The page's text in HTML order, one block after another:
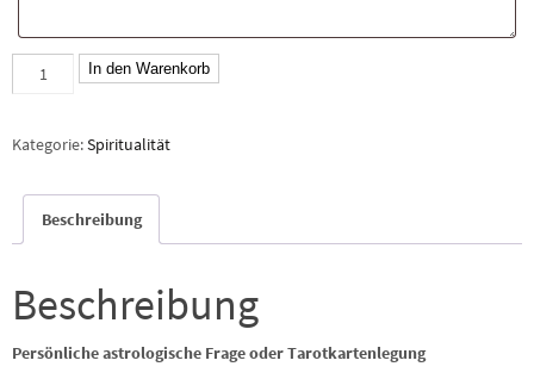
Persönliche
Fragen
In den Warenkorb
Kategorie:Spiritualität
Beschreibung
Beschreibung
Persönliche astrologische Frage oder Tarotkartenlegung